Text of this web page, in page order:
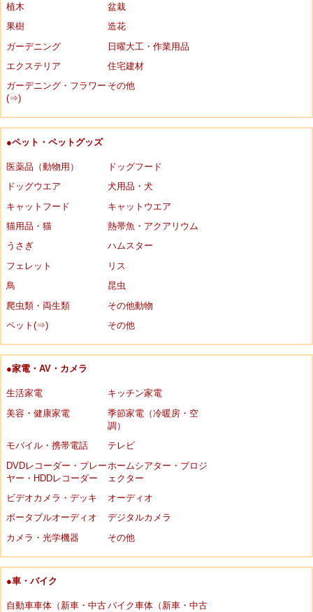
植木
盆栽
果樹
造花
ガーデニング
日曜大工・作業用品
エクステリア
住宅建材
ガーデニング・フラワー
(⇒)
その他
●ペット・ペットグッズ
医薬品（動物用）
ドッグフード
ドッグウエア
犬用品・犬
キャットフード
キャットウエア
猫用品・猫
熱帯魚・アクアリウム
うさぎ
ハムスター
フェレット
リス
鳥
昆虫
爬虫類・両生類
その他動物
ペット(⇒)
その他
●家電・AV・カメラ
生活家電
キッチン家電
美容・健康家電
季節家電（冷暖房・空
調）
モバイル・携帯電話
テレビ
DVDレコーダー・プレー
ヤー・HDDレコーダー
ホームシアター・プロジ
ェクター
ビデオカメラ・デッキ
オーディオ
ポータブルオーディオ
デジタルカメラ
カメラ・光学機器
その他
●車・バイク
自動車車体（新車・中古バイク車体（新車・中古